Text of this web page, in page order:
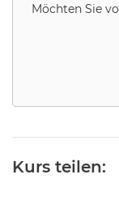
Möchten Sie
Kurs teilen: